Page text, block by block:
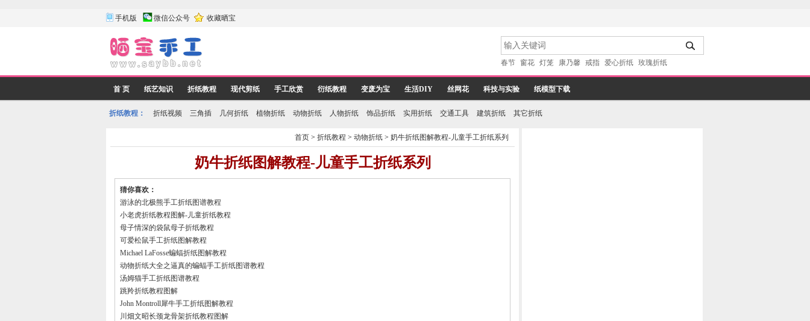
手机版 微信公众号 收藏晒宝
春节 窗花 灯笼 康乃馨 戒指 爱心折纸 玫瑰折纸
首 页 纸艺知识 折纸教程 现代剪纸 手工欣赏 衍纸教程 变废为宝 生活DIY 丝网花 科技与实验 纸模型下载
折纸教程： 折纸视频 三角插 几何折纸 植物折纸 动物折纸 人物折纸 饰品折纸 实用折纸 交通工具 建筑折纸 其它折纸
首页 >折纸教程 >动物折纸 >奶牛折纸图解教程-儿童手工折纸系列
奶牛折纸图解教程-儿童手工折纸系列
猜你喜欢：
游泳的北极熊手工折纸图谱教程
小老虎折纸教程图解-儿童折纸教程
母子情深的袋鼠母子折纸教程
可爱松鼠手工折纸图解教程
Michael LaFosse蝙蝠折纸图解教程
动物折纸大全之逼真的蝙蝠手工折纸图谱教程
汤姆猫手工折纸图谱教程
跳羚折纸教程图解
John Montroll犀牛手工折纸图解教程
川畑文昭长颈龙骨架折纸教程图解